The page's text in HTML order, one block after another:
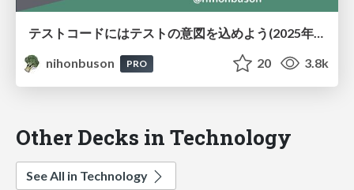
テストコードにはテストの意図を込めよう(2025年版) #retechtalk / Put the intent of the test 2025
nihonbuson
PRO 20 3.8k
Other Decks in Technology
See All in Technology